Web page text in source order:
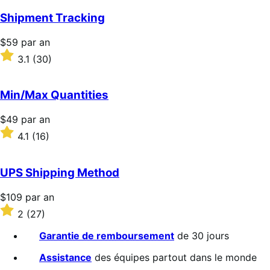
5 étoiles
Shipment Tracking
Prix
$59
par
$59 par an
Noté
3.1
5 étoiles
3.1 (30)
Min/Max Quantities
Prix
$49
$49 par an
Noté
5 étoiles
4.1 (16)
UPS Shipping Method
Prix
$109
par
$109 par an
Noté
2
2 (27)
Garantie de remboursement de 30 jours
Assistance des équipes partout dans le monde